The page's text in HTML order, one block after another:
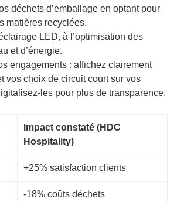
déchets d’emballage en optant pour
matières recyclées.
LED, à l’optimisation des
et d’énergie.
engagements : affichez clairement
vos choix de circuit court sur vos
les pour plus de transparence.
Impact constaté (HDC
Hospitality)
+25% satisfaction clients
-18% coûts déchets